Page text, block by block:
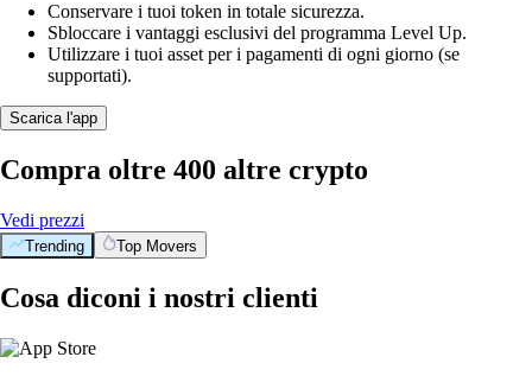
Conservare i tuoi token in totale sicurezza.
Sbloccare i vantaggi esclusivi del programma Level Up.
Utilizzare i tuoi asset per i pagamenti di ogni giorno (se
supportati).
Scarica l'app
Compra oltre 400 altre crypto
Vedi prezzi
Trending Top Movers
Cosa diconi i nostri clienti